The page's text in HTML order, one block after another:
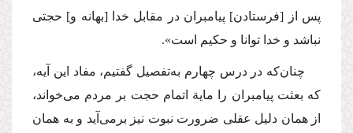
پس از [فرستادن] پیامبران در مقابل خدا [بهانه و] حجتی
نباشد و خدا توانا و حكیم است».
چنان‌كه در درس چهارم به‌تفصیل گفتیم، مفاد این آیه،
كه بعثت پیامبران را مایة اتمام حجت بر مردم می‌خواند،
از همان دلیل عقلی ضرورت نبوت نیز برمی‌آید و به همان